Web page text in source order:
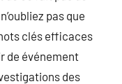
pas que
clés efficaces
de événement
des